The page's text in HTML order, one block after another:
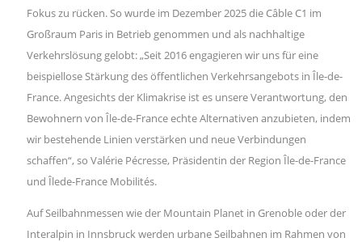
Fokus zu rücken. So wurde im Dezember 2025 die Câble C1 im
Großraum Paris in Betrieb genommen und als nachhaltige
Verkehrslösung gelobt: „Seit 2016 engagieren wir uns für eine
beispiellose Stärkung des öffentlichen Verkehrsangebots in Île-de-
France. Angesichts der Klimakrise ist es unsere Verantwortung, den
Bewohnern von Île-de-France echte Alternativen anzubieten, indem
wir bestehende Linien verstärken und neue Verbindungen
schaffen“, so Valérie Pécresse, Präsidentin der Region Île-de-France
und Îlede-France Mobilités.
Auf Seilbahnmessen wie der Mountain Planet in Grenoble oder der
Interalpin in Innsbruck werden urbane Seilbahnen im Rahmen von